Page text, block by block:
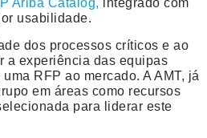
Ariba Catalog, integrado com
usabilidade.
dos processos críticos e ao
a experiência das equipas
RFP ao mercado. A AMT, já
em áreas como recursos
para liderar este